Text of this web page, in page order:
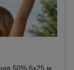
50% 6х25 м